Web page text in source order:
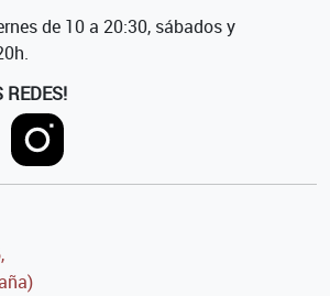
de 10 a 20:30, sábados y
REDES!